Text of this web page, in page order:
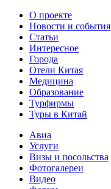
О проекте
Новости и события
Статьи
Интересное
Города
Отели Китая
Медицина
Образование
Турфирмы
Туры в Китай
Авиа
Услуги
Визы и посольства
Фотогалереи
Видео